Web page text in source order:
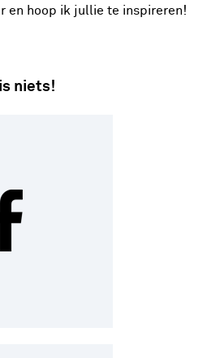
en hoop ik jullie te inspireren!
niets!